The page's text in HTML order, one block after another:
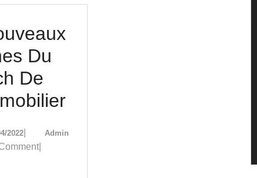
Du
De
3
202212/04/2022
Admin